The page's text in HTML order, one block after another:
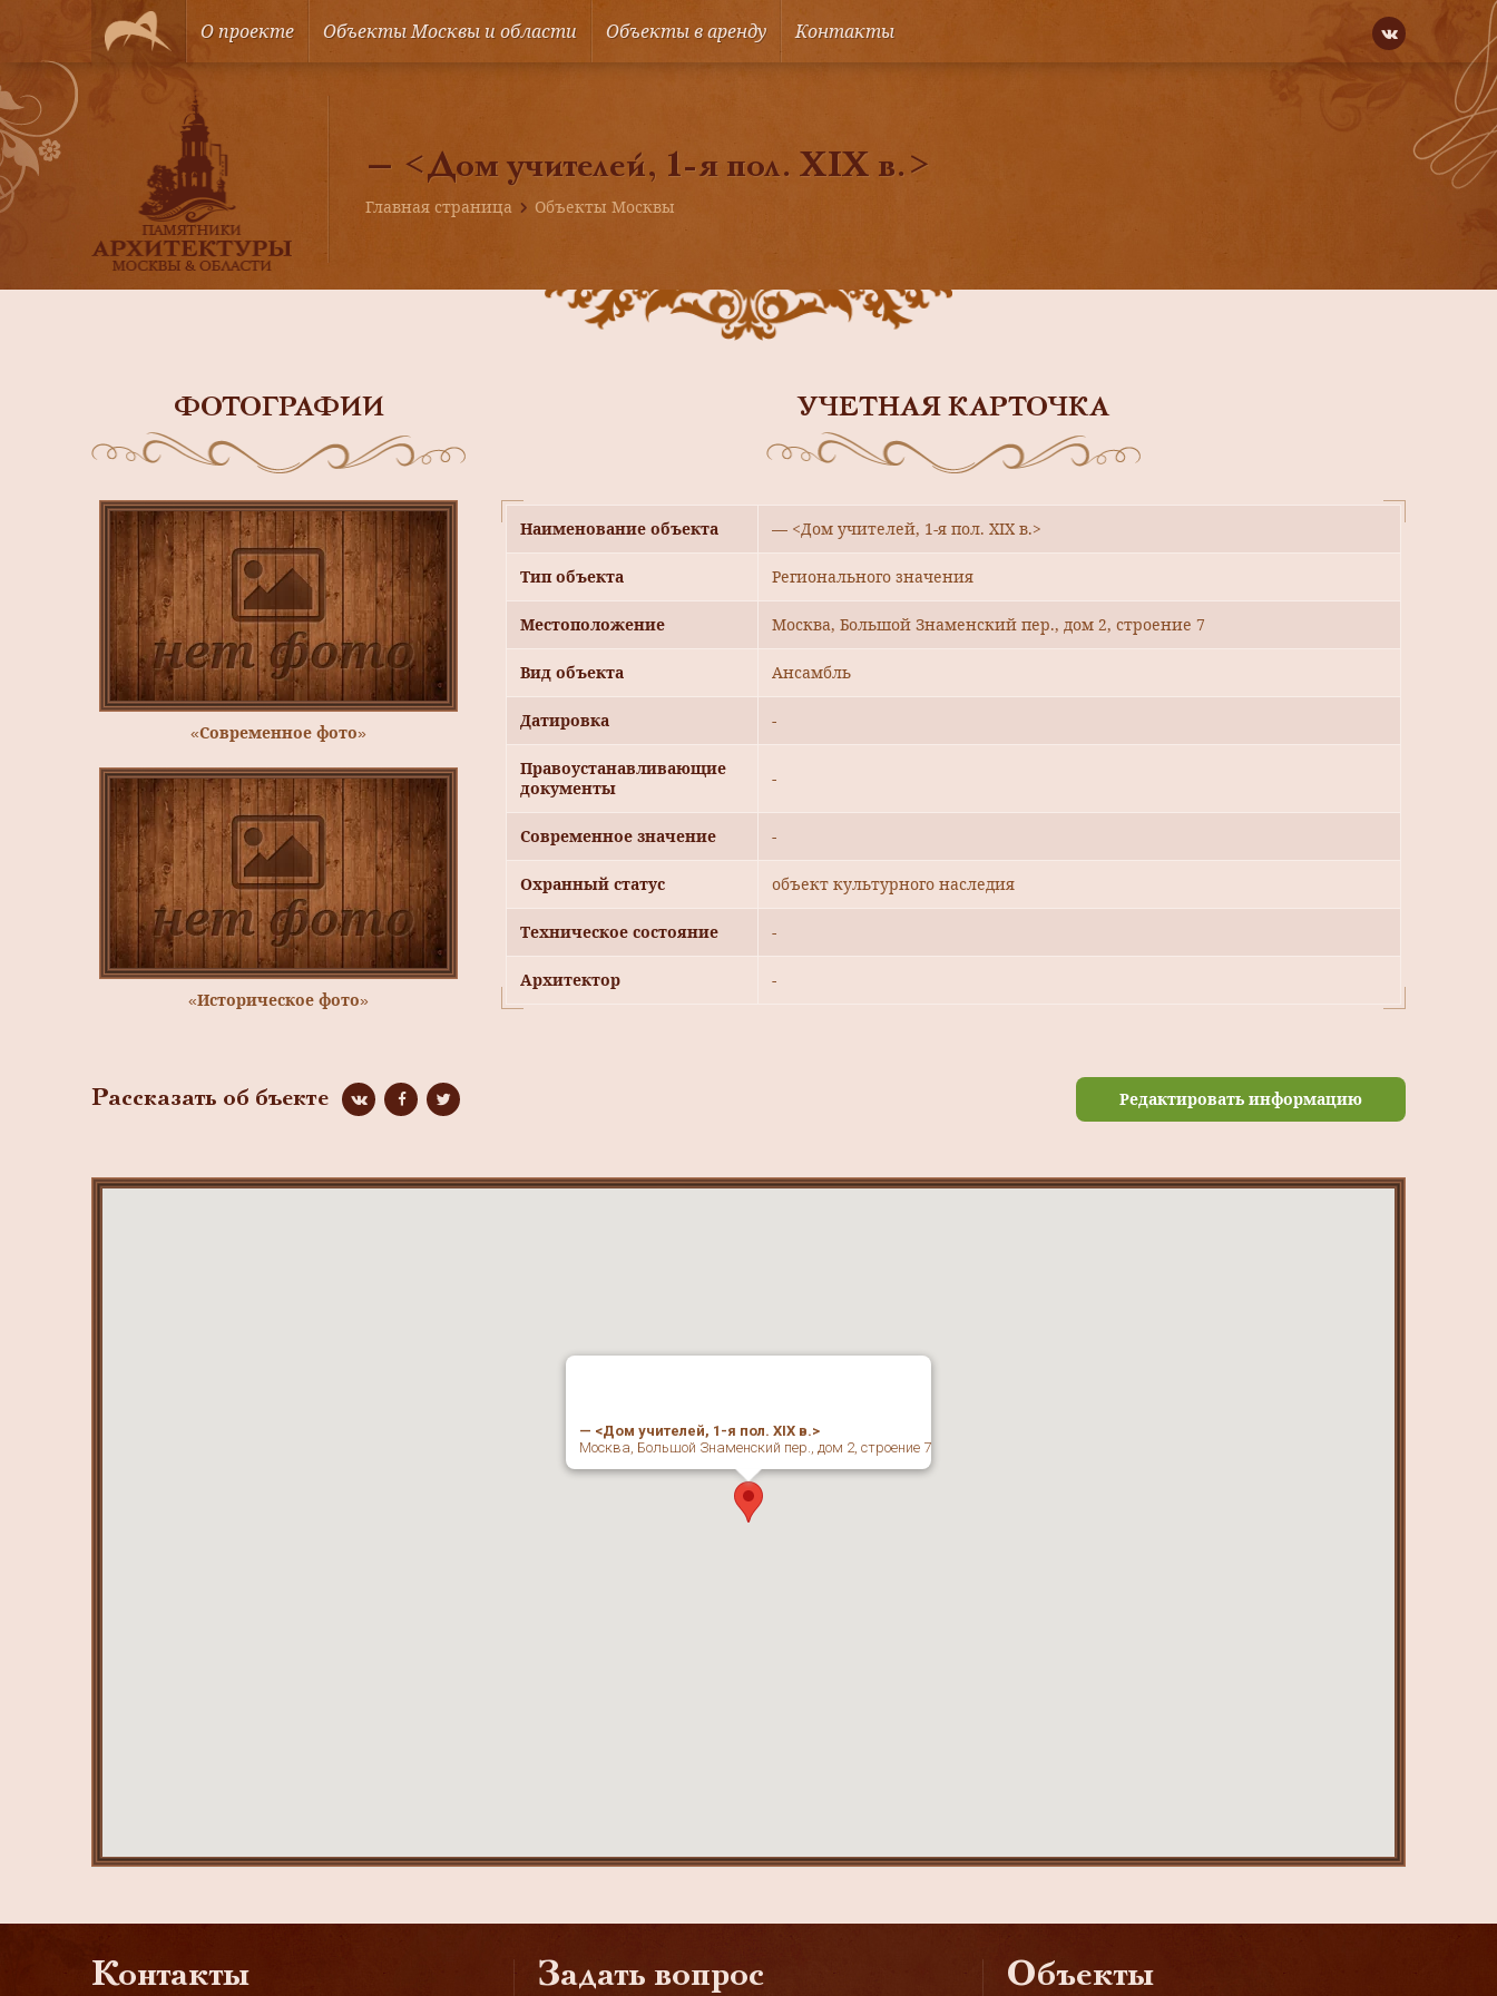
О проекте Объекты Москвы и области Объекты в аренду Контакты
— <Дом учителей, 1-я пол. XIX в.>
Главная страница Объекты Москвы
ФОТОГРАФИИ
«Современное фото»
«Историческое фото»
УЧЕТНАЯ КАРТОЧКА
Наименование объекта — <Дом учителей, 1-я пол. XIX в.>
Тип объекта Регионального значения
Местоположение Москва, Большой Знаменский пер., дом 2, строение 7
Вид объекта Ансамбль
Датировка -
Правоустанавливающие
документы
-
Современное значение -
Охранный статус объект культурного наследия
Техническое состояние -
Архитектор -
Рассказать об бъекте Редактировать информацию
— <Дом учителей, 1-я пол. XIX в.>
Москва, Большой Знаменский пер., дом 2, строение 7
Контакты Задать вопрос Объекты